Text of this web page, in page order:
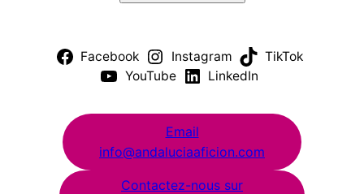
Facebook Instagram
TikTok
YouTube
LinkedIn
Email
info@andaluciaaficion.com
Contactez-nous sur